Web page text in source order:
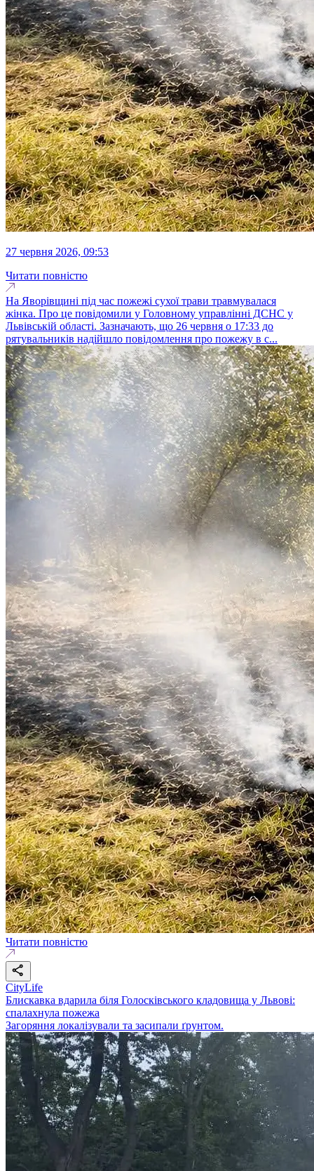
27 червня 2026, 09:53
Читати повністю
На Яворівщині під час пожежі сухої трави травмувалася
жінка. Про це повідомили у Головному управлінні ДСНС у
Львівській області. Зазначають, що 26 червня о 17:33 до
рятувальників надійшло повідомлення про пожежу в с...
Читати повністю
CityLife
Блискавка вдарила біля Голосківського кладовища у Львові:
спалахнула пожежа
Загоряння локалізували та засипали ґрунтом.